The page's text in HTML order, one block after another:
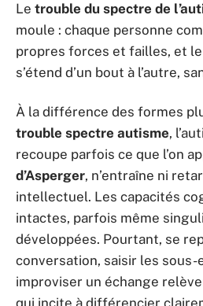
Le trouble du spectre de
moule : chaque personne
propres forces et failles, et
s’étend d’un bout à l’autre,
À la différence des formes
trouble spectre autisme,
recoupe parfois ce que l’on
d’Asperger, n’entraîne ni
intellectuel. Les capacités
intactes, parfois même
développées. Pourtant, se
conversation, saisir les sous-
improviser un échange
qui incite à différencier